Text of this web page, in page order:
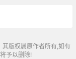
版权属原作者所有,如有
予以删除!